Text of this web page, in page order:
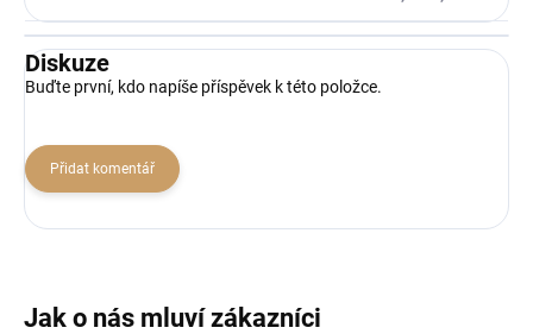
Diskuze
Buďte první, kdo napíše příspěvek k této položce.
Přidat komentář